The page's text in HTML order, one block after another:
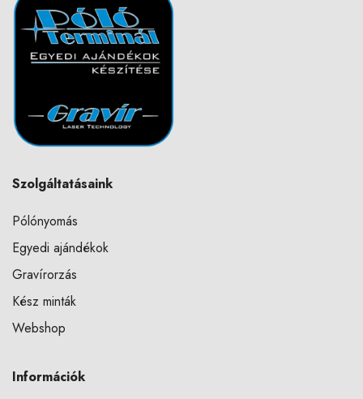
Szolgáltatásaink
Pólónyomás
Egyedi ajándékok
Gravírorzás
Kész minták
Webshop
Információk